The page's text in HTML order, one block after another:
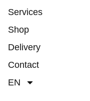
Services
Shop
Delivery
Contact
EN